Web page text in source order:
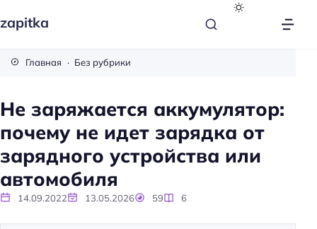
zapitka
Главная Без рубрики
Не заряжается аккумулятор:
почему не идет зарядка от
зарядного устройства или
автомобиля
14.09.2022 13.05.2026 59 6